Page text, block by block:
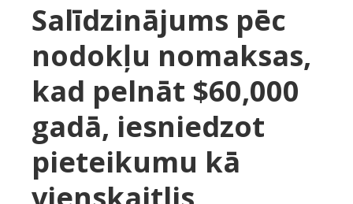
Salīdzinājums pēc
nodokļu nomaksas,
kad pelnāt $60,000
gadā, iesniedzot
pieteikumu kā